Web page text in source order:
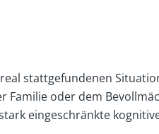
stattgefundenen
Familie oder dem
eingeschränkte